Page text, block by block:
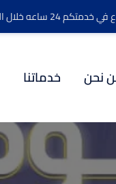
24 ساعه خلال اليوم
نحن خدماتنا